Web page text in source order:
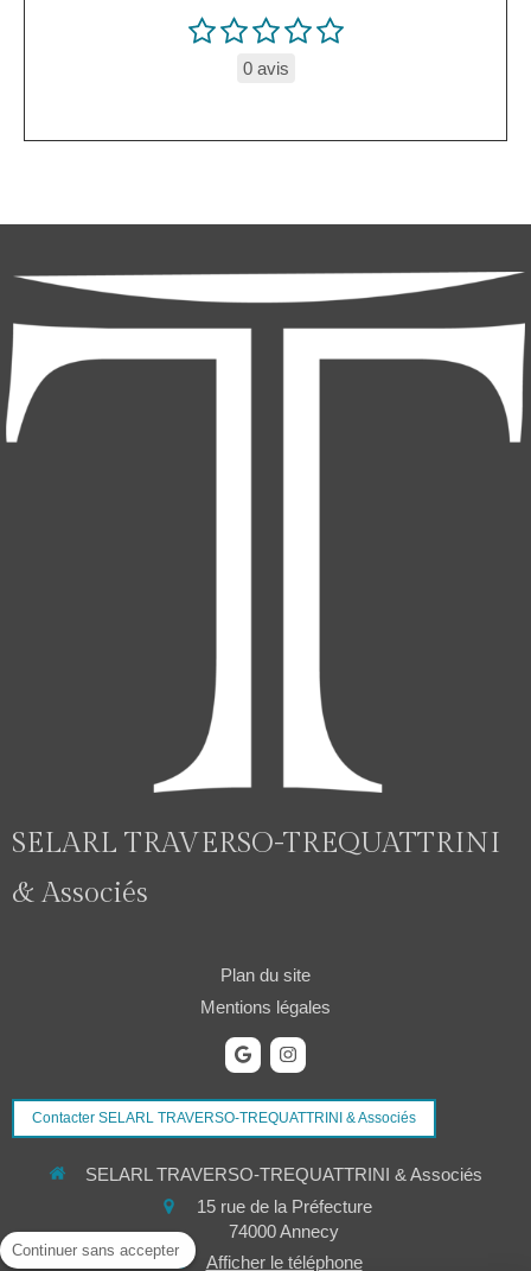
0 avis
SELARL TRAVERSO-TREQUATTRINI
& Associés
Plan du site
Mentions légales
Contacter SELARL TRAVERSO-TREQUATTRINI & Associés
SELARL TRAVERSO-TREQUATTRINI & Associés
15 rue de la Préfecture
74000Annecy
Afficher le téléphone
Continuer sans accepter